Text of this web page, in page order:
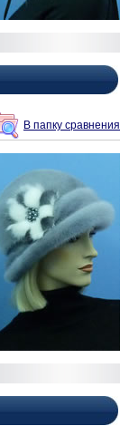
В папку сравнения